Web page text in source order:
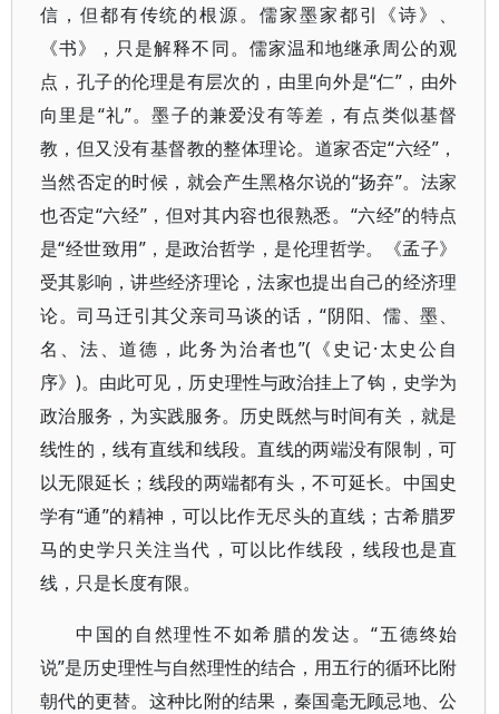
信，但都有传统的根源。儒家墨家都引《诗》、
《书》，只是解释不同。儒家温和地继承周公的观
点，孔子的伦理是有层次的，由里向外是“仁”，由外
向里是“礼”。墨子的兼爱没有等差，有点类似基督
教，但又没有基督教的整体理论。道家否定“六经”，
当然否定的时候，就会产生黑格尔说的“扬弃”。法家
也否定“六经”，但对其内容也很熟悉。“六经”的特点
是“经世致用”，是政治哲学，是伦理哲学。《孟子》
受其影响，讲些经济理论，法家也提出自己的经济理
论。司马迁引其父亲司马谈的话，“阴阳、儒、墨、
名、法、道德，此务为治者也”(《史记·太史公自
序》)。由此可见，历史理性与政治挂上了钩，史学为
政治服务，为实践服务。历史既然与时间有关，就是
线性的，线有直线和线段。直线的两端没有限制，可
以无限延长；线段的两端都有头，不可延长。中国史
学有“通”的精神，可以比作无尽头的直线；古希腊罗
马的史学只关注当代，可以比作线段，线段也是直
线，只是长度有限。
中国的自然理性不如希腊的发达。“五德终始
说”是历史理性与自然理性的结合，用五行的循环比附
朝代的更替。这种比附的结果，秦国毫无顾忌地、公